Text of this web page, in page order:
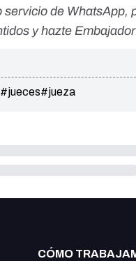
servicio de WhatsApp,
yhazte Embajador
#jueces#jueza
CÓMO